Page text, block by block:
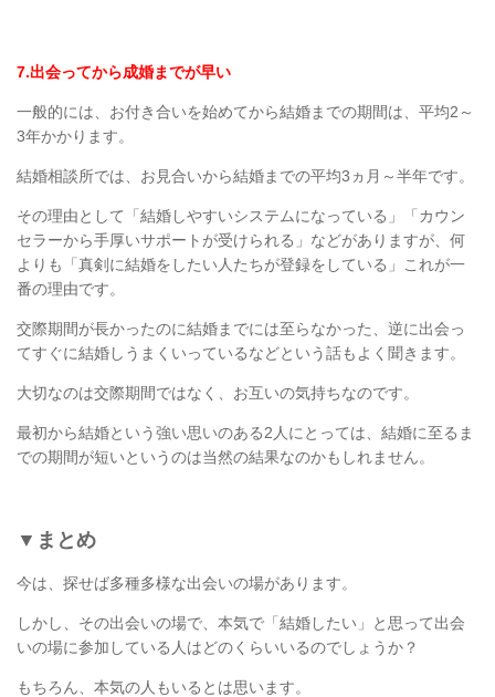
7.出会ってから成婚までが早い
一般的には、お付き合いを始めてから結婚までの期間は、平均2～
3年かかります。
結婚相談所では、お見合いから結婚までの平均3ヵ月～半年です。
その理由として「結婚しやすいシステムになっている」「 カウン
セラーから手厚いサポートが受けられる」 などがありますが、 何
よりも「真剣に結婚をしたい人たちが登録をしている」これが一
番の理由です。
交際期間が長かったのに結婚までには至らなかった、逆に出会っ
てすぐに結婚しうまくいっているなどという話もよく聞きます。
大切なのは交際期間ではなく、お互いの気持ちなのです。
最初から結婚という強い思いのある2 人にとっては、結婚に至るま
での期間が短いというのは当然の結果なのかもしれません。
▼まとめ
今は、探せば多種多様な出会いの場があります。
しかし、その出会いの場で、本気で「結婚したい」と思って出会
いの場に参加している人はどのくらいいるのでしょうか？
もちろん、本気の人もいるとは思います。